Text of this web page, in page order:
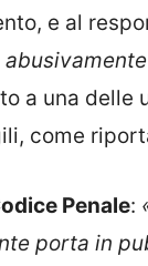
e al
a una delle
come
Penale:
porta in